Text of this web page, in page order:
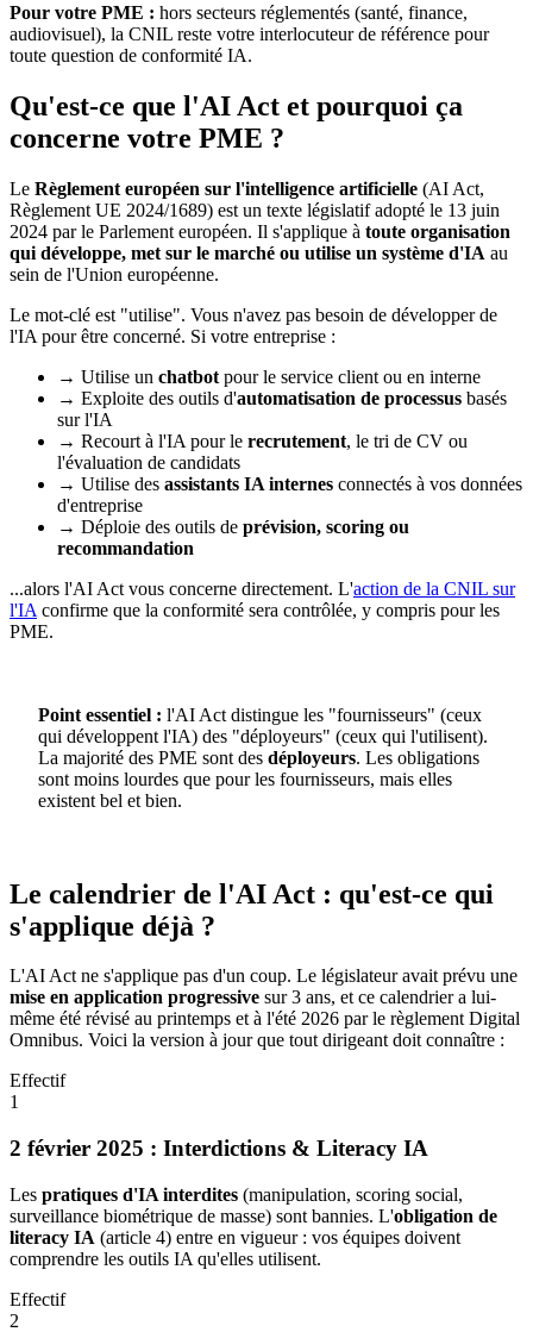
Pour votre PME : hors secteurs réglementés (santé, finance,
audiovisuel), la CNIL reste votre interlocuteur de référence pour
toute question de conformité IA.
Qu'est-ce que l'AI Act et pourquoi ça
concerne votre PME ?
Le Règlement européen sur l'intelligence artificielle (AI Act,
Règlement UE 2024/1689) est un texte législatif adopté le 13 juin
2024 par le Parlement européen. Il s'applique à toute organisation
qui développe, met sur le marché ou utilise un système d'IA au
sein de l'Union européenne.
Le mot-clé est "utilise". Vous n'avez pas besoin de développer de
l'IA pour être concerné. Si votre entreprise :
→ Utilise un chatbot pour le service client ou en interne
→ Exploite des outils d'automatisation de processus basés
sur l'IA
→ Recourt à l'IA pour le recrutement, le tri de CV ou
l'évaluation de candidats
→ Utilise des assistants IA internes connectés à vos données
d'entreprise
→ Déploie des outils de prévision, scoring ou
recommandation
...alors l'AI Act vous concerne directement. L'action de la CNIL sur
l'IA confirme que la conformité sera contrôlée, y compris pour les
PME.
Point essentiel : l'AI Act distingue les "fournisseurs" (ceux
qui développent l'IA) des "déployeurs" (ceux qui l'utilisent).
La majorité des PME sont des déployeurs. Les obligations
sont moins lourdes que pour les fournisseurs, mais elles
existent bel et bien.
Le calendrier de l'AI Act : qu'est-ce qui
s'applique déjà ?
L'AI Act ne s'applique pas d'un coup. Le législateur avait prévu une
mise en application progressive sur 3 ans, et ce calendrier a lui-
même été révisé au printemps et à l'été 2026 par le règlement Digital
Omnibus. Voici la version à jour que tout dirigeant doit connaître :
Effectif
1
2 février 2025 : Interdictions & Literacy IA
Les pratiques d'IA interdites (manipulation, scoring social,
surveillance biométrique de masse) sont bannies. L'obligation de
literacy IA (article 4) entre en vigueur : vos équipes doivent
comprendre les outils IA qu'elles utilisent.
Effectif
2